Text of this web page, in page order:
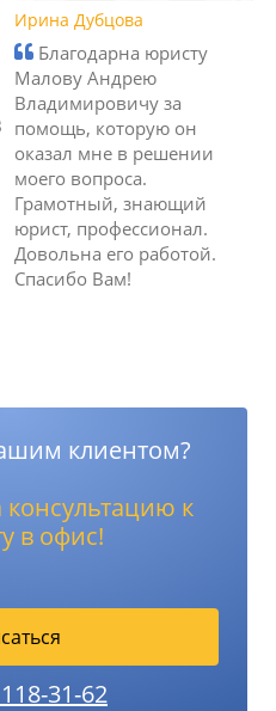
Ирина Дубцова
Благодарна юристу
Малову Андрею
Владимировичу за
помощь, которую он
оказал мне в решении
моего вопроса.
Грамотный, знающий
юрист, профессионал.
Довольна его работой.
Спасибо Вам!
клиентом?
к
в офис!
31-62